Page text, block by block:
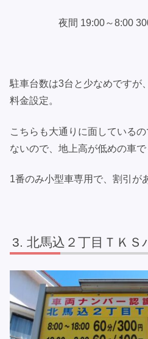
夜間 19:00～8:00
駐車台数は3台と少なめですが
料金設定。
こちらも大通りに面している
ないので、地上高が低めの車で
1番のみ小型車専用で、割引が
北馬込２丁目ＴＫＳ